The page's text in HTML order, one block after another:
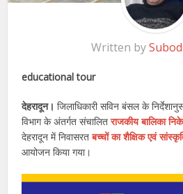
Written by
educational tour
देहरादून। जिलाधिकारी सविन बंसल के
विभाग के अंतर्गत संचालितराजकीय बालिका
देहरादून में निवासरतबच्चों का शैक्षिक एवं
आयोजन किया गया।